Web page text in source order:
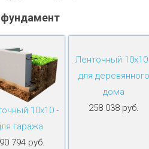
фундамент
10х10 -
гаража
794 руб.
Ленточный 10х10
для деревянного
дома
258 038 руб.